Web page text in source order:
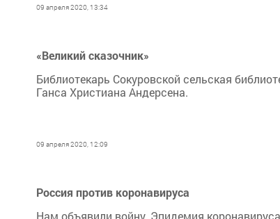
09 апреля 2020, 13:34
«Великий сказочник»
Библиотекарь Сокуровской сельская
Ганса Христиана Андерсена.
09 апреля 2020, 12:09
Россия против коронавируса
Нам объявили войну. Эпидемия